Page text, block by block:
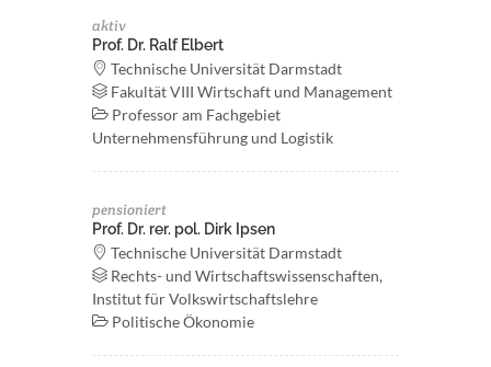
aktiv
Prof. Dr. Ralf Elbert
Technische Universität Darmstadt
Fakultät VIII Wirtschaft und Management
Professor am Fachgebiet
Unternehmensführung und Logistik
pensioniert
Prof. Dr. rer. pol. Dirk Ipsen
Technische Universität Darmstadt
Rechts- und Wirtschaftswissenschaften,
Institut für Volkswirtschaftslehre
Politische Ökonomie